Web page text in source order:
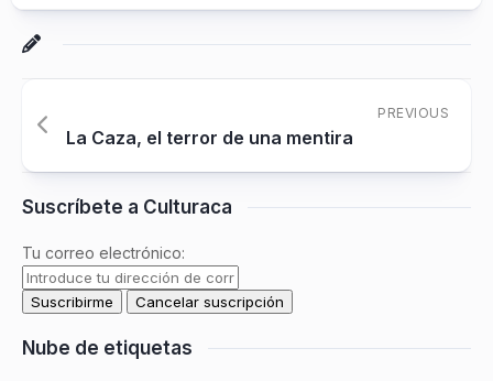
PREVIOUS
La Caza, el terror de una mentira
Suscríbete a Culturaca
Tu correo electrónico:
Nube de etiquetas